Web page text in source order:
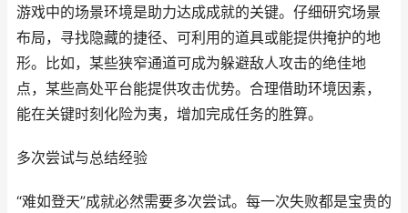
游戏中的场景环境是助力达成成就的关键。仔细研究场景
布局，寻找隐藏的捷径、可利用的道具或能提供掩护的地
形。比如，某些狭窄通道可成为躲避敌人攻击的绝佳地
点，某些高处平台能提供攻击优势。合理借助环境因素，
能在关键时刻化险为夷，增加完成任务的胜算。
多次尝试与总结经验
“难如登天”成就必然需要多次尝试。每一次失败都是宝贵的